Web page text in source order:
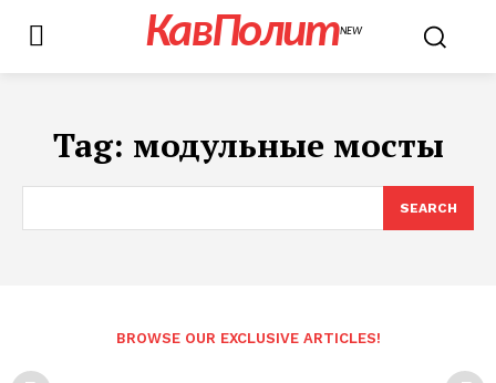
КавПолитNEW
Tag: модульные мосты
SEARCH
BROWSE OUR EXCLUSIVE ARTICLES!